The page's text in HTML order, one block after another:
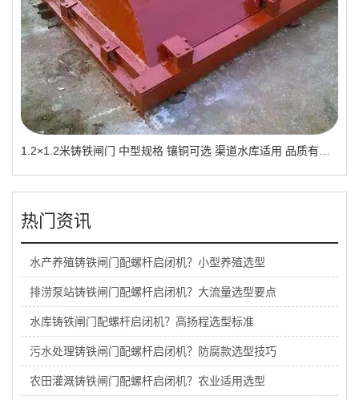
1.2×1.2米铸铁闸门 中型规格 镶铜可选 渠道水库适用 品质有助于维持
热门资讯
水产养殖铸铁闸门配螺杆启闭机？小型养殖选型
排涝泵站铸铁闸门配螺杆启闭机？大流量选型要点
水库铸铁闸门配螺杆启闭机？高扬程选型标准
污水处理铸铁闸门配螺杆启闭机？防腐款选型技巧
农田灌溉铸铁闸门配螺杆启闭机？农业适用选型